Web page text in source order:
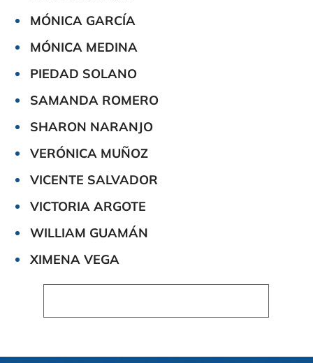
MÓNICA GARCÍA
MÓNICA MEDINA
PIEDAD SOLANO
SAMANDA ROMERO
SHARON NARANJO
VERÓNICA MUÑOZ
VICENTE SALVADOR
VICTORIA ARGOTE
WILLIAM GUAMÁN
XIMENA VEGA